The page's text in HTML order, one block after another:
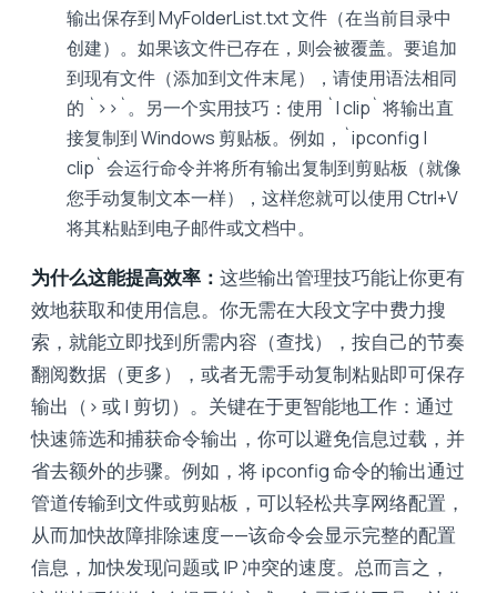
输出保存到 MyFolderList.txt 文件（在当前目录中
创建）。如果该文件已存在，则会被覆盖。要追加
到现有文件（添加到文件末尾），请使用语法相同
的 `>>`。另一个实用技巧：使用 `| clip` 将输出直
接复制到 Windows 剪贴板。例如，`ipconfig |
clip` 会运行命令并将所有输出复制到剪贴板（就像
您手动复制文本一样），这样您就可以使用 Ctrl+V
将其粘贴到电子邮件或文档中。
为什么这能提高效率： 这些输出管理技巧能让你更有
效地获取和使用信息。你无需在大段文字中费力搜
索，就能立即找到所需内容（查找），按自己的节奏
翻阅数据（更多），或者无需手动复制粘贴即可保存
输出（> 或 | 剪切）。关键在于更智能地工作：通过
快速筛选和捕获命令输出，你可以避免信息过载，并
省去额外的步骤。例如，将 ipconfig 命令的输出通过
管道传输到文件或剪贴板，可以轻松共享网络配置，
从而加快故障排除速度——该命令会显示完整的配置
信息，加快发现问题或 IP 冲突的速度。总而言之，